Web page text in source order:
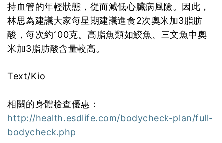
持血管的年輕狀態，從而減低心臟病風險。因此，
林思為建議大家每星期建議進食2次奧米加3脂肪
酸，每次約100克。高脂魚類如鮫魚、三文魚中奧
米加3脂肪酸含量較高。
Text/Kio
相關的身體檢查優惠：
http://health.esdlife.com/bodycheck-plan/full-
bodycheck.php